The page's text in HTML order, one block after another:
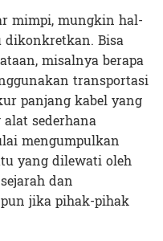
mimpi, mungkin hal-
Bisa
misalnya berapa
transportasi
panjang kabel yang
sederhana
mengumpulkan
yang dilewati oleh
dan
jika pihak-pihak